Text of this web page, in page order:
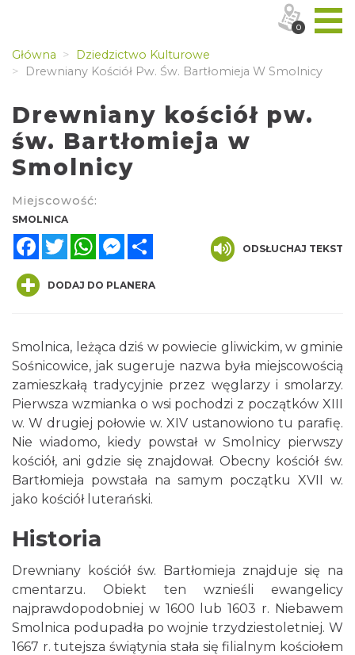
Główna
Dziedzictwo Kulturowe
Drewniany Kościół Pw. Św. Bartłomieja W Smolnicy
Drewniany kościół pw.
św. Bartłomieja w
Smolnicy
Miejscowość:
SMOLNICA
FacebookTwitterWhatsAppMessenger
ODSŁUCHAJ TEKST
DODAJ DO PLANERA
Smolnica, leżąca dziś w powiecie gliwickim, w gminie
Sośnicowice, jak sugeruje nazwa była miejscowością
zamieszkałą tradycyjnie przez węglarzy i smolarzy.
Pierwsza wzmianka o wsi pochodzi z początków XIII
w. W drugiej połowie w. XIV ustanowiono tu parafię.
Nie wiadomo, kiedy powstał w Smolnicy pierwszy
kościół, ani gdzie się znajdował. Obecny kościół św.
Bartłomieja powstała na samym początku XVII w.
jako kościół luterański.
Historia
Drewniany kościół św. Bartłomieja znajduje się na
cmentarzu. Obiekt ten wznieśli ewangelicy
najprawdopodobniej w 1600 lub 1603 r. Niebawem
Smolnica podupadła po wojnie trzydziestoletniej. W
1667 r. tutejsza świątynia stała się filialnym kościołem
0